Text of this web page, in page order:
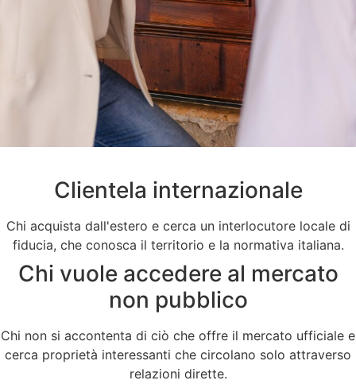
Clientela internazionale
Chi acquista dall'estero e cerca un interlocutore locale di
fiducia, che conosca il territorio e la normativa italiana.
Chi vuole accedere al mercato
non pubblico
Chi non si accontenta di ciò che offre il mercato ufficiale e
cerca proprietà interessanti che circolano solo attraverso
relazioni dirette.